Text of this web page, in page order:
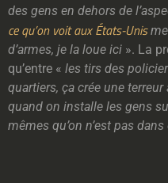
des gens en dehors de
ce qu’on voit aux États-Unisme
d’armes, je la loue ici ». La
qu’entre « les tirs des
quartiers, ça crée une
quand on installe les gens
mêmes qu’on n’est pas